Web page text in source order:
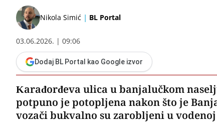
Nikola Simić | BL Portal
03.06.2026. | 09:06
Dodaj BL Portal kao Google izvor
Karađorđeva ulica u banjalučkom
potpuno je potopljena nakon što je
vozači bukvalno su zarobljeni u